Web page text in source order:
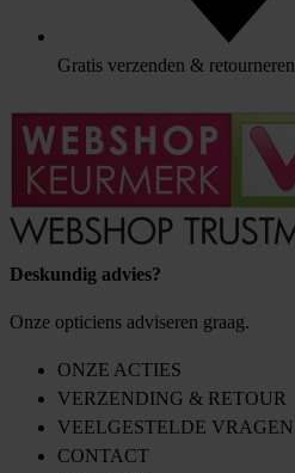
Gratis verzenden & retourneren
Deskundig advies?
Onze opticiens adviseren graag.
ONZE ACTIES
VERZENDING & RETOUR
VEELGESTELDE VRAGEN
CONTACT